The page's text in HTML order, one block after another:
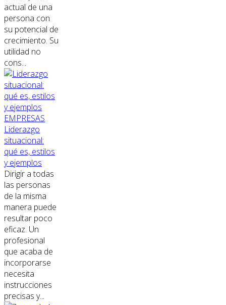
actual de una
persona con
su potencial de
crecimiento. Su
utilidad no
cons...
EMPRESAS
Liderazgo
situacional:
qué es, estilos
y ejemplos
Dirigir a todas
las personas
de la misma
manera puede
resultar poco
eficaz. Un
profesional
que acaba de
incorporarse
necesita
instrucciones
precisas y...